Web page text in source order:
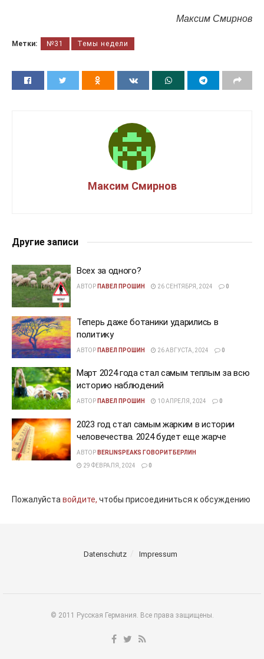
Максим Смирнов
Метки: №31 Темы недели
Максим Смирнов
Другие записи
Всех за одного?
АВТОР ПАВЕЛ ПРОШИН 26 СЕНТЯБРЯ, 2024 0
Теперь даже ботаники ударились в
политику
АВТОР ПАВЕЛ ПРОШИН 26 АВГУСТА, 2024 0
Март 2024 года стал самым теплым за всю
историю наблюдений
АВТОР ПАВЕЛ ПРОШИН 10 АПРЕЛЯ, 2024 0
2023 год стал самым жарким в истории
человечества. 2024 будет еще жарче
АВТОР BERLINSPEAKS ГОВОРИТБЕРЛИН
29 ФЕВРАЛЯ, 2024
0
Пожалуйста войдите, чтобы присоединиться к обсуждению
Datenschutz Impressum
© 2011 Русская Германия. Все права защищены.